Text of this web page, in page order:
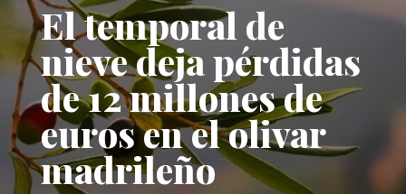
El temporal de
nieve deja pérdidas
de 12 millones de
euros en el olivar
madrileño